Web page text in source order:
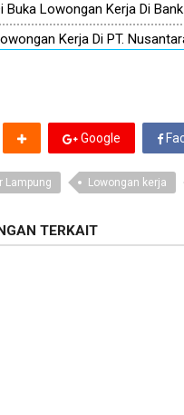
Buka Lowongan Kerja Di
Kerja Di PT.
Google
Lampung Lowongan kerja
TERKAIT